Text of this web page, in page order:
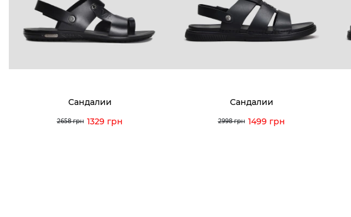
Сандалии
2658 грн 1329 грн
Сандалии
2998 грн 1499 грн